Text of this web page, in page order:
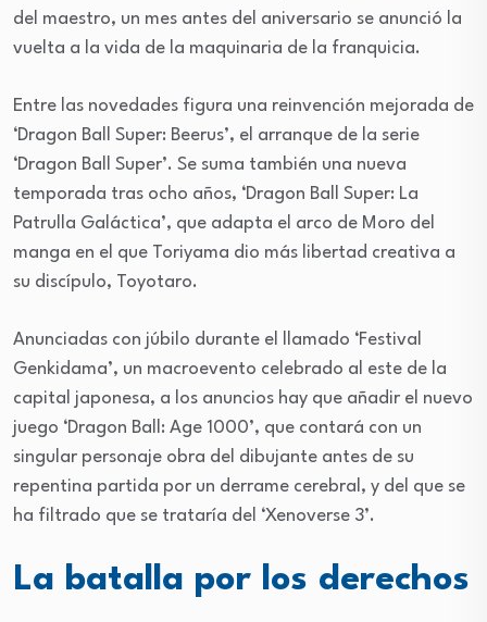
del maestro, un mes antes del aniversario se anunció la
vuelta a la vida de la maquinaria de la franquicia.
Entre las novedades figura una reinvención mejorada de
‘Dragon Ball Super: Beerus’, el arranque de la serie
‘Dragon Ball Super’. Se suma también una nueva
temporada tras ocho años, ‘Dragon Ball Super: La
Patrulla Galáctica’, que adapta el arco de Moro del
manga en el que Toriyama dio más libertad creativa a
su discípulo, Toyotaro.
Anunciadas con júbilo durante el llamado ‘Festival
Genkidama’, un macroevento celebrado al este de la
capital japonesa, a los anuncios hay que añadir el nuevo
juego ‘Dragon Ball: Age 1000’, que contará con un
singular personaje obra del dibujante antes de su
repentina partida por un derrame cerebral, y del que se
ha filtrado que se trataría del ‘Xenoverse 3’.
La batalla por los derechos